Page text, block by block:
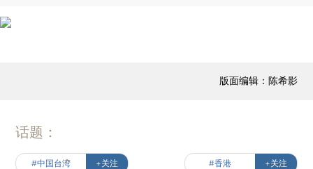
版面编辑：陈希影
话题：
#中国台湾 +关注 #香港 +关注